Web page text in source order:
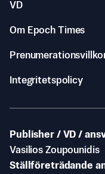
VD
Om Epoch Times
Integritetspolicy
Publisher / VD /
Vasilios Zoupounidis
Ställföreträdande